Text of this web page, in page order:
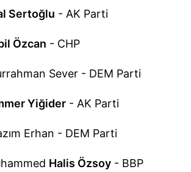
Sertoğlu - AK Parti
Özcan - CHP
Sever - DEM Parti
Yiğider - AK Parti
Erhan - DEM Parti
Halis Özsoy - BBP